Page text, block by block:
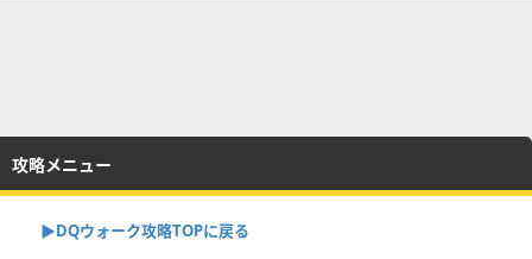
攻略メニュー
▶︎DQウォーク攻略TOPに戻る